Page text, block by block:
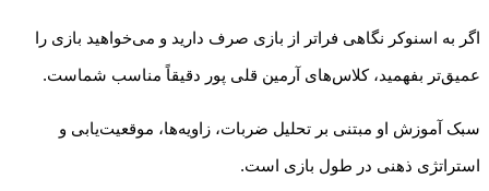
اگر به اسنوکر نگاهی فراتر از بازی صرف دارید و می‌خواهید بازی را
عمیق‌تر بفهمید، کلاس‌های آرمین قلی پور دقیقاً مناسب شماست.
سبک آموزش او مبتنی بر تحلیل ضربات، زاویه‌ها، موقعیت‌یابی و
استراتژی ذهنی در طول بازی است.